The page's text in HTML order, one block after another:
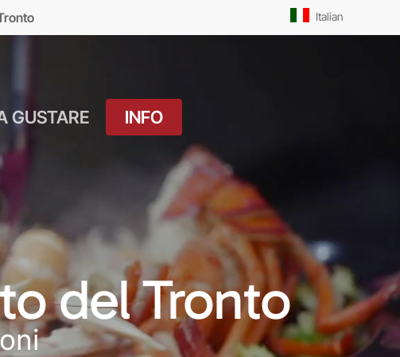
Italian
Culture
Food & Drink
Market
OUTDOOR
Il Molo
Pista Ciclabile
GUSTARE INFO
Gratuito
Orari Messe: Feriale
Orari Messe:
Prefestivo
Orari Messe: Festivo
del Tronto